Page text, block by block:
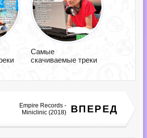
Самые
скачиваемые треки
Попсовый рай.
Суперсборник от Русского
радио (2018)
ВПЕРЕД
Empire Records -
Miniclinic (2018)